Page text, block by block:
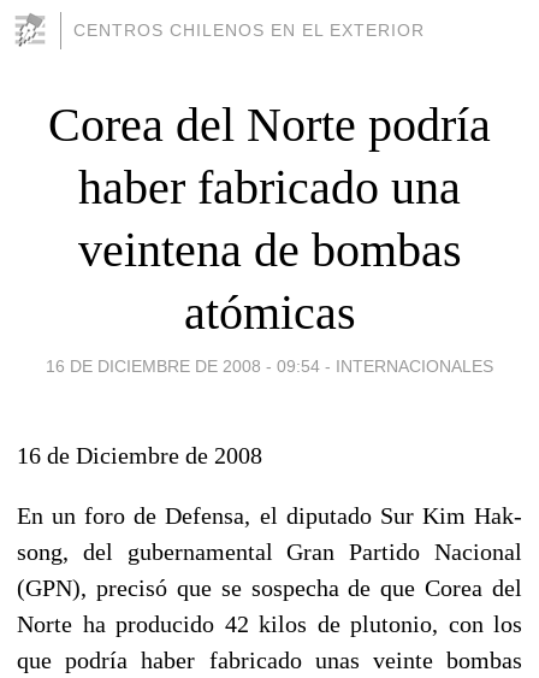
CENTROS CHILENOS EN EL EXTERIOR
Corea del Norte podría
haber fabricado una
veintena de bombas
atómicas
16 DE DICIEMBRE DE 2008 - 09:54 - INTERNACIONALES
16 de Diciembre de 2008
En un foro de Defensa, el diputado Sur Kim Hak-
song, del gubernamental Gran Partido Nacional
(GPN), precisó que se sospecha de que Corea del
Norte ha producido 42 kilos de plutonio, con los
que podría haber fabricado unas veinte bombas